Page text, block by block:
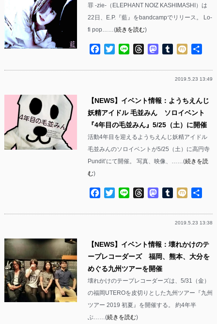
罪 -zie-（ELEPHANT NOIZ KASHIMASHI）は
22日、E.P.『藍』をbandcampでリリース。 Lo-
fi pop……(続きを読む)
Facebook
TwitterLine ThreadsMastodon
Tumblr
Mixi
2019.5.23 13:49
【NEWS】イベント情報：ようちえんじ
妖精アイドル 毛並みん ソロイベント
『4年目の毛並みん』5/25（土）に開催
活動4年目を迎えるようちえんじ妖精アイドル
毛並みんのソロイベントが5/25（土）に高円寺
Pundit’にて開催。 写真、映像、……(続きを読
む)
Facebook
TwitterLine ThreadsMastodon
Tumblr
Mixi
2019.5.23 13:38
【NEWS】イベント情報：壊れかけのテ
ープレコーダーズ 福岡、熊本、大分を
めぐる九州ツアーを開催
壊れかけのテープレコーダーズは、5/31（金）
の福岡UTEROを皮切りとした九州ツアー『九州
ツアー 2019 初夏』を開催する。 約4年半
ぶ……(続きを読む)